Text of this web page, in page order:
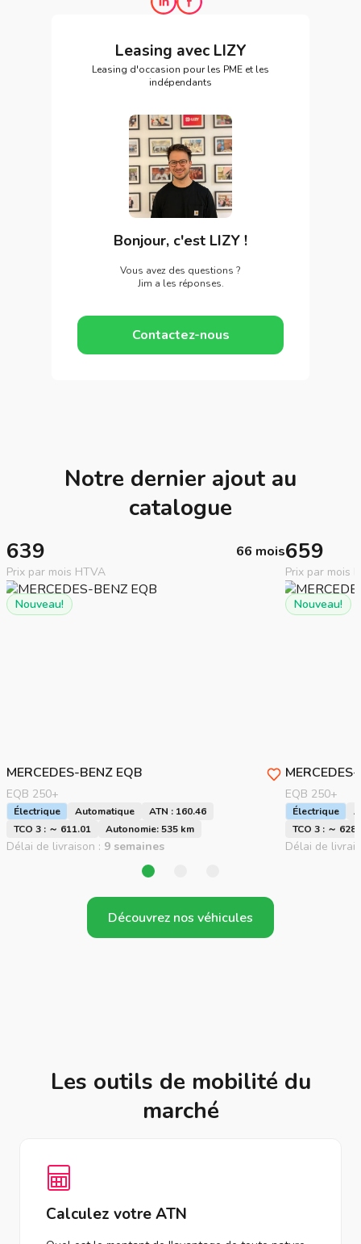
Leasing avec LIZY
Leasing d'occasion pour les PME et les
indépendants
Bonjour, c'est LIZY !
Vous avez des questions ?
Jim a les réponses.
Contactez-nous
Notre dernier ajout au
catalogue
639 66 mois
Prix par mois HTVA
Nouveau!
MERCEDES-BENZ EQB
EQB 250+
Électrique Automatique
ATN : 160.46
TCO 3 : ～ 611.01
Autonomie: 535 km
Délai de livraison : 9 semaines
659
Prix par mois
Nouveau!
EQB 250+
Électrique
TCO 3 : ～
Délai de
Découvrez nos véhicules
Les outils de mobilité du
marché
Calculez votre ATN